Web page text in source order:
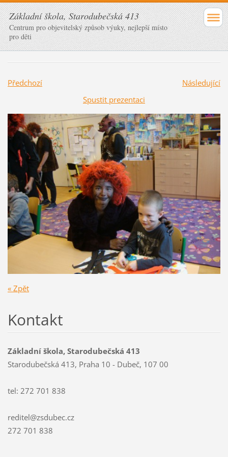
Základní škola, Starodubečská 413
Centrum pro objevitelský způsob výuky, nejlepší místo
pro děti
Předchozí
Následující
Spustit prezentaci
« Zpět
Kontakt
Základní škola, Starodubečská 413
Starodubečská 413, Praha 10 - Dubeč, 107 00
tel: 272 701 838
reditel@zsdubec.cz
272 701 838